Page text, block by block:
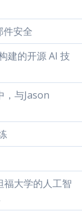
件安全
建的开源 AI 技
，与Jason
福大学的人工智